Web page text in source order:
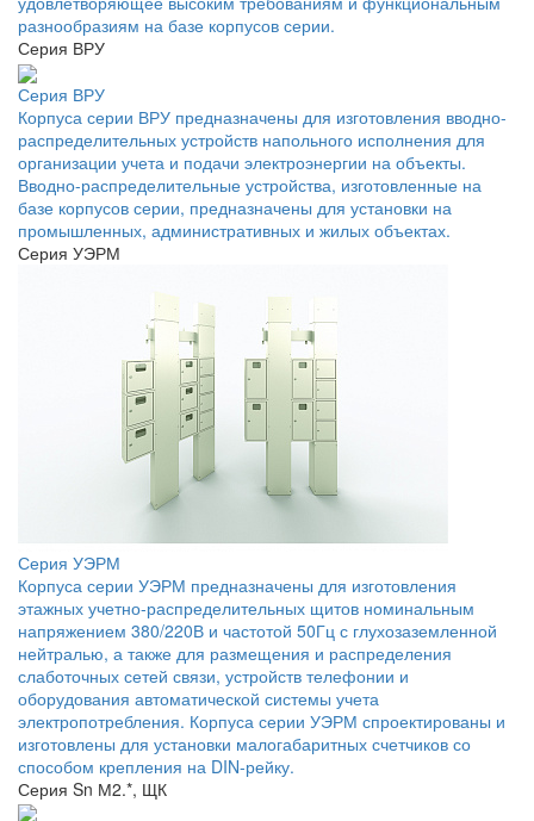
разнообразиям на базе корпусов серии.
Серия ВРУ
Серия ВРУ
Корпуса серии ВРУ предназначены для изготовления вводно-
распределительных устройств напольного исполнения для
организации учета и подачи электроэнергии на объекты.
Вводно-распределительные устройства, изготовленные на
базе корпусов серии, предназначены для установки на
промышленных, административных и жилых объектах.
Серия УЭРМ
Серия УЭРМ
Корпуса серии УЭРМ предназначены для изготовления
этажных учетно-распределительных щитов номинальным
напряжением 380/220В и частотой 50Гц с глухозаземленной
нейтралью, а также для размещения и распределения
слаботочных сетей связи, устройств телефонии и
оборудования автоматической системы учета
электропотребления. Корпуса серии УЭРМ спроектированы и
изготовлены для установки малогабаритных счетчиков со
способом крепления на DIN-рейку.
Серия Sn М2.*, ЩК